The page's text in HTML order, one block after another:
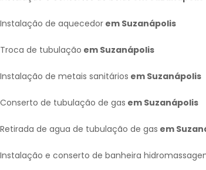
Instalação de aquecedor em Suzanápolis
Troca de tubulação em Suzanápolis
Instalação de metais sanitários em Suzanápolis
Conserto de tubulação de gas em Suzanápolis
Retirada de agua de tubulação de gas em
Instalação e conserto de banheira